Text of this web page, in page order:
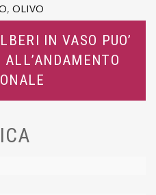
, OLIVO
IN VASO PUO’